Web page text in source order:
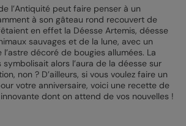
l’Antiquité peut faire penser à un
à son gâteau rond recouvert de
en effet la Déesse Artemis, déesse
sauvages et de la lune, avec un
décoré de bougies allumées. La
alors l’aura de la déesse sur
non ? D’ailleurs, si vous voulez faire un
votre anniversaire, voici une recette de
dont on attend de vos nouvelles !